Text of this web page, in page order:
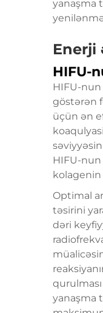
yanaşma
yenilənmə
Enerji
HIFU-
HIFU-
göstərən
üçün ən
HIFU-nun
kolagenin
Optimal
təsirini
dəri
yanaşma